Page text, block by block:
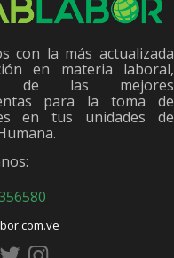
con la más actualizada
en materia laboral,
de las mejores
para la toma de
en tus unidades de